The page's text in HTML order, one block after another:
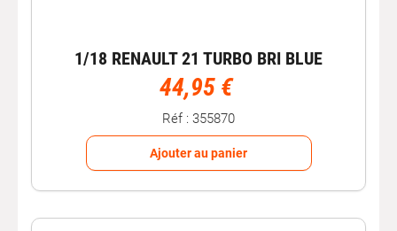
1/18 RENAULT 21 TURBO BRI BLUE
44,95 €
Réf : 355870
Ajouter au panier